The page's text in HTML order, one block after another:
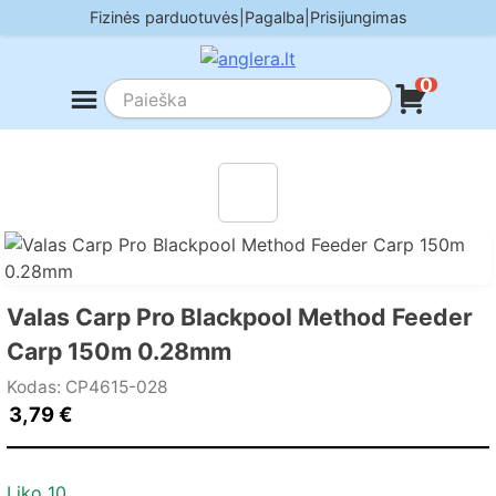
to
Fizinės parduotuvės Pagalba Prisijungimas
0
Valas Carp Pro Blackpool Method Feeder
Carp 150m 0.28mm
Kodas: CP4615-028
3,79€